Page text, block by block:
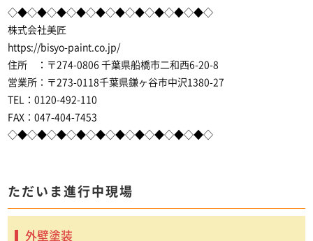
◇◆◇◆◇◆◇◆◇◆◇◆◇◆◇◆◇◆◇◆◇
株式会社美匠
https://bisyo-paint.co.jp/
住所 ：〒274-0806 千葉県船橋市二和西6-20-8
営業所：〒273-0118千葉県鎌ヶ谷市中沢1380-27
TEL：0120-492-110
FAX：047-404-7453
◇◆◇◆◇◆◇◆◇◆◇◆◇◆◇◆◇◆◇◆◇
ただいま進行中現場
外壁塗装